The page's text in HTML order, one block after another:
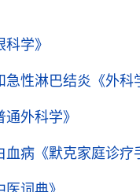
科学》
急性淋巴结炎 《外科
通外科学》
血病 《默克家庭诊疗